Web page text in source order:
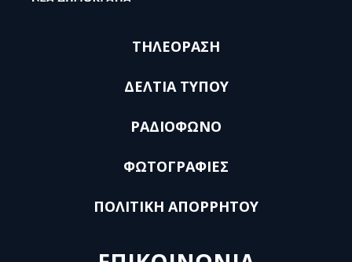
ΤΗΛΕΟΡΑΣΗ
ΔΕΛΤΙΑ ΤΥΠΟΥ
ΡΑΔΙΟΦΩΝΟ
ΦΩΤΟΓΡΑΦΙΕΣ
ΠΟΛΙΤΙΚΗ ΑΠΟΡΡΗΤΟΥ